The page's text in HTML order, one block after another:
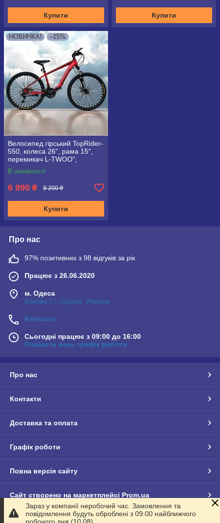
Купити Купити
НОВИНКА! –15%
Велосипед гірський TopRider-
550, колеса 26", рама 15",
перемикач L-TWOO",
червоний
В наявності
6 990 ₴ 8 200 ₴
Купити
Про нас
97% позитивних з 98 відгуків за рік
Працює з 26.06.2020
м. Одеса
Базова,17, Одеса, Україна
Контакти
Сьогодні працює з 09:00 до 16:00
Показати весь графік роботи
Про нас
Контакти
Доставка та оплата
Графік роботи
Повна версія сайту
Сайт створено на маркетплейсі Prom.ua
Політика конфіденційності
Зараз у компанії неробочий час. Замовлення та
повідомлення будуть оброблені з 09:00 найближчого